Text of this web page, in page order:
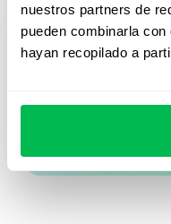
nuestros partners de
pueden combinarla
hayan recopilado a
Hazte
Conviértete